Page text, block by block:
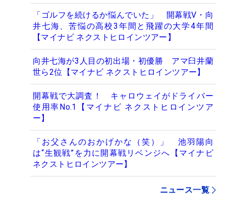
「ゴルフを続けるか悩んでいた」 開幕戦V・向
井七海、苦悩の高校3年間と飛躍の大学4年間
【マイナビ ネクストヒロインツアー】
向井七海が3人目の初出場・初優勝 アマ臼井蘭
世ら2位【マイナビ ネクストヒロインツアー】
開幕戦で大調査！ キャロウェイがドライバー
使用率No.1【マイナビ ネクストヒロインツア
ー】
「お父さんのおかげかな（笑）」 池羽陽向
は“生観戦”を力に開幕戦リベンジへ【マイナビ
ネクストヒロインツアー】
ニュース一覧